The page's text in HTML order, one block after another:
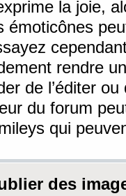
la joie,
émoticônes
rendre
de l’éditer
du forum
qui
des